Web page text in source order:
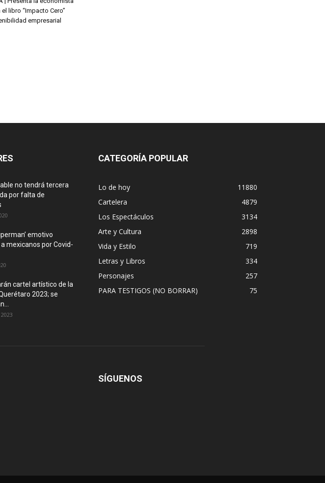
libro “Impacto Cero”
empresarial
no tendrá tercera
por falta de
emotivo
mexicanos por Covid-
cartel artístico de la
2023; se
CATEGORÍA POPULAR
Lo de hoy
11880
Cartelera
4879
Los Espectáculos
3134
Arte y Cultura
2898
Vida y Estilo
719
Letras y Libros
334
Personajes
257
PARA TESTIGOS (NO BORRAR)
75
SÍGUENOS